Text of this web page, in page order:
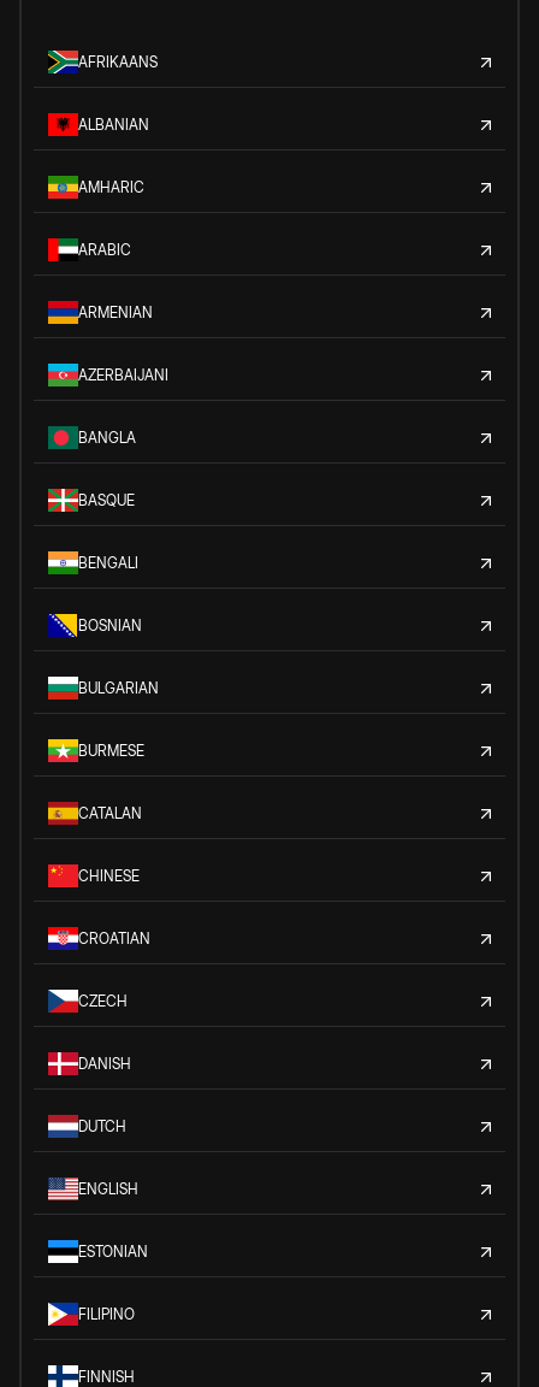
AFRIKAANS
ALBANIAN
AMHARIC
ARABIC
ARMENIAN
AZERBAIJANI
BANGLA
BASQUE
BENGALI
BOSNIAN
BULGARIAN
BURMESE
CATALAN
CHINESE
CROATIAN
CZECH
DANISH
DUTCH
ENGLISH
ESTONIAN
FILIPINO
FINNISH